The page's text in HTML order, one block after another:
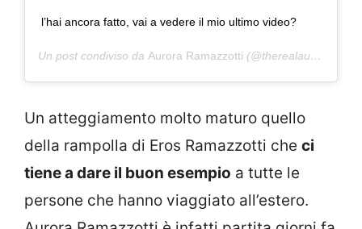
l’hai ancora fatto, vai a vedere il mio ultimo video?
Un post condiviso da Aurora Ramazzotti (@therealauroragram) in data:
Un atteggiamento molto maturo quello
della rampolla di Eros Ramazzotti che ci
tiene a dare il buon esempio a tutte le
persone che hanno viaggiato all’estero.